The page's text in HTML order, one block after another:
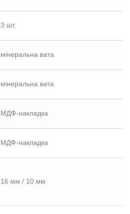
3 шт.
мінеральна вата
мінеральна вата
МДФ-накладка
МДФ-накладка
16 мм / 10 мм